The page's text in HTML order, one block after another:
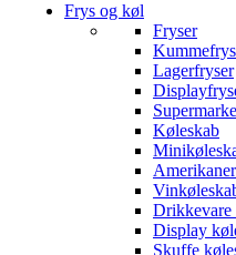
Frys og køl
Fryser
Lagerfryser
Køleskab
Drikkevare
Display
Skuffe